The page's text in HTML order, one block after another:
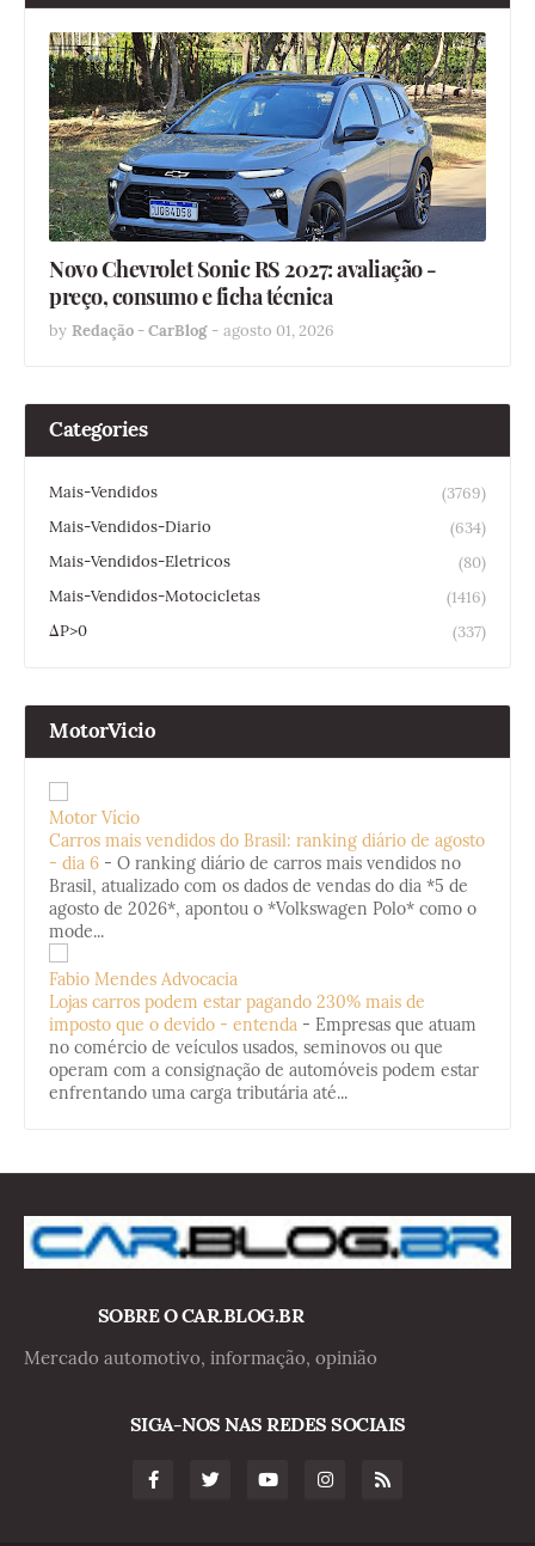
Novo Chevrolet Sonic RS 2027: avaliação -
preço, consumo e ficha técnica
by Redação - CarBlog - agosto 01, 2026
Categories
Mais-Vendidos
(3769)
Mais-Vendidos-Diario
(634)
Mais-Vendidos-Eletricos
(80)
Mais-Vendidos-Motocicletas
(1416)
ΔP>0
(337)
MotorVicio
Motor Vício
Carros mais vendidos do Brasil: ranking diário de agosto
- dia 6 - O ranking diário de carros mais vendidos no
Brasil, atualizado com os dados de vendas do dia *5 de
agosto de 2026*, apontou o *Volkswagen Polo* como o
mode...
Fabio Mendes Advocacia
Lojas carros podem estar pagando 230% mais de
imposto que o devido - entenda - Empresas que atuam
no comércio de veículos usados, seminovos ou que
operam com a consignação de automóveis podem estar
enfrentando uma carga tributária até...
SOBRE O CAR.BLOG.BR
Mercado automotivo, informação, opinião
SIGA-NOS NAS REDES SOCIAIS